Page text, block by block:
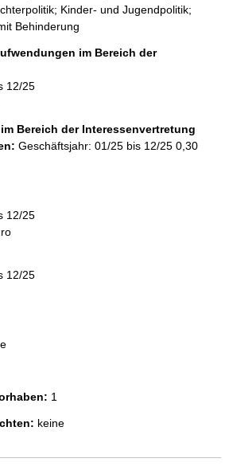
Kinder- und Jugendpolitik;
Behinderung
im Bereich der
12/25
Bereich der Interessenvertretung
Geschäftsjahr: 01/25 bis 12/25 0,30
12/25
12/25
1
keine